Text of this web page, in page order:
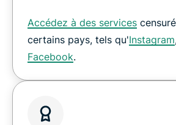
Accédez à des services
certains pays, tels qu'Instagram
Facebook.